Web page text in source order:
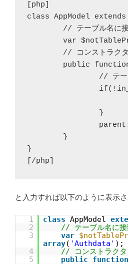
[php]
class AppModel
}
と入力すれば以下のように表示さ
1 class AppModel
2
// テーブル名に接
3
var
array( 'Authdata' );
4
// コンストラクタ
5
public function